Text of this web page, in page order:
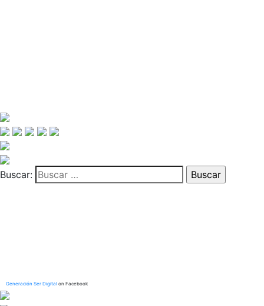
Buscar:
Generación Ser Digital on Facebook